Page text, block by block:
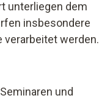
unterliegen dem
insbesondere
werden.
und